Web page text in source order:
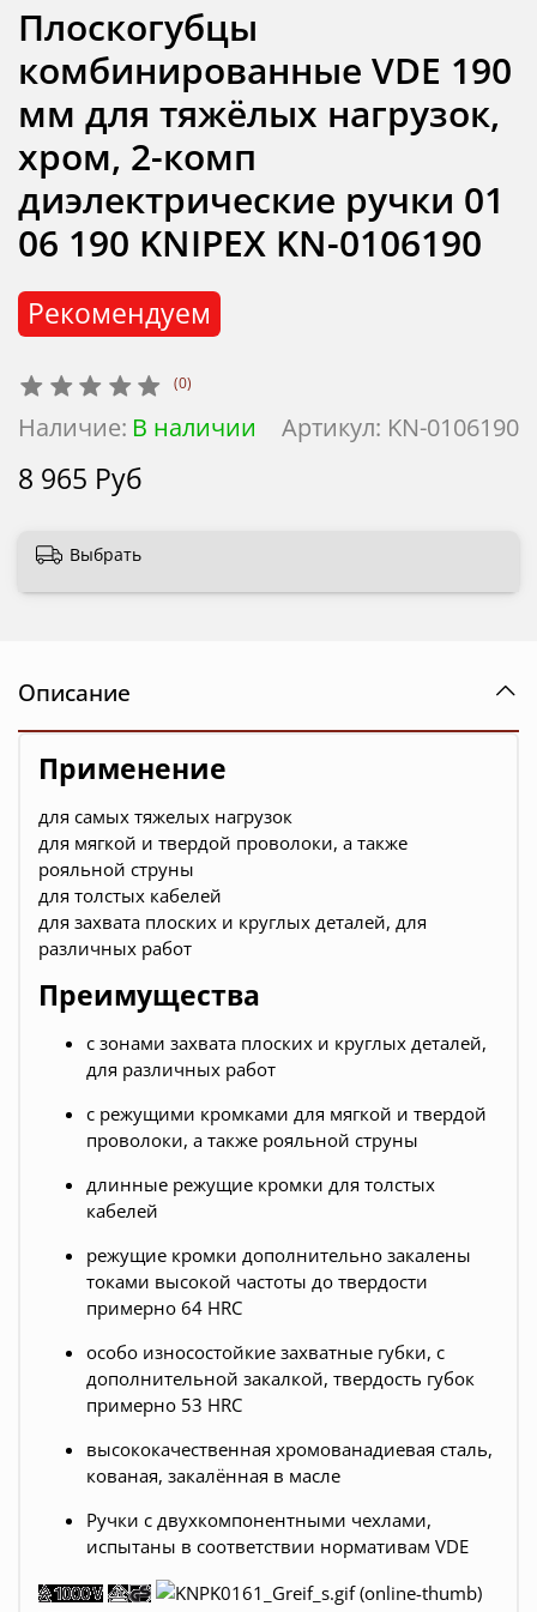
(0)
Артикул: KN-0106190
Наличие: В наличии
Рекомендуем
Плоскогубцы
комбинированные VDE 190
мм для тяжёлых нагрузок,
хром, 2-комп
диэлектрические ручки 01
06 190 KNIPEX KN-0106190
8 965 Руб
Выбрать
Описание
Применение
для самых тяжелых нагрузок
для мягкой и твердой проволоки, а также
рояльной струны
для толстых кабелей
для захвата плоских и круглых деталей, для
различных работ
Преимущества
с зонами захвата плоских и круглых деталей,
для различных работ
с режущими кромками для мягкой и твердой
проволоки, а также рояльной струны
длинные режущие кромки для толстых
кабелей
режущие кромки дополнительно закалены
токами высокой частоты до твердости
примерно 64 HRC
особо износостойкие захватные губки, с
дополнительной закалкой, твердость губок
примерно 53 HRC
высококачественная хромованадиевая сталь,
кованая, закалённая в масле
Ручки с двухкомпонентными чехлами,
испытаны в соответствии нормативам VDE